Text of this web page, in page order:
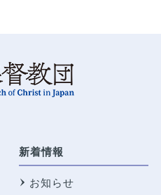
新着情報
お知らせ